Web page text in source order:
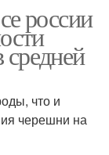
россии
что и
черешни на